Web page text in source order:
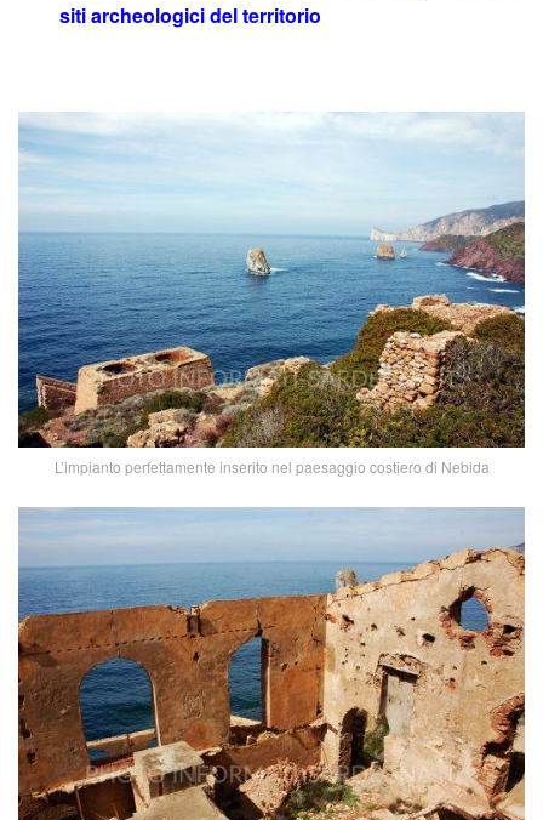
siti archeologici del territorio
L’impianto perfettamente inserito nel paesaggio costiero di Nebida